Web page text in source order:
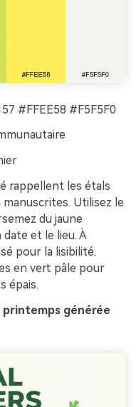
#FFEE58 #F5F5F0
rappellent les étals
Utilisez le
du jaune
et le lieu. À
pour la lisibilité.
en vert pâle pour
épais.
printemps générée